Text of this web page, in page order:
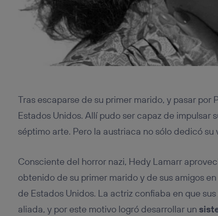
Tras escaparse de su primer marido, y pasar
Estados Unidos. Allí pudo ser capaz de impulsar
séptimo arte. Pero la austriaca no sólo dedicó
Consciente del horror nazi, Hedy Lamarr
obtenido de su primer marido y de sus amigos
de Estados Unidos. La actriz confiaba en que
aliada, y por este motivo logró desarrollar un